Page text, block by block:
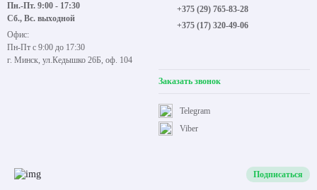
Пн.-Пт. 9:00 - 17:30
Сб., Вс. выходной
Офис:
Пн-Пт с 9:00 до 17:30
г. Минск, ул.Кедышко 26Б, оф. 104
+375 (29) 765-83-28
+375 (17) 320-49-06
Заказать звонок
Viber
Telegram
Подписаться